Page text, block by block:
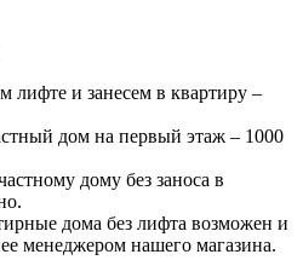
лифте и занесем в квартиру –
дом на первый этаж – 1000
дому без заноса в
дома без лифта возможен и
менеджером нашего магазина.